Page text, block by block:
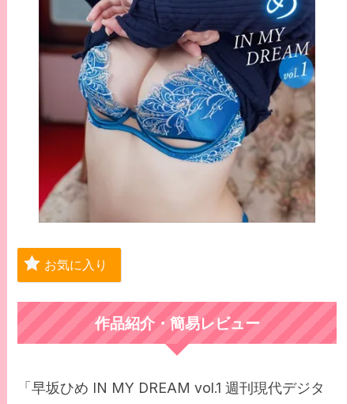
お気に入り
作品紹介・簡易レビュー
「早坂ひめ IN MY DREAM vol.1 週刊現代デジタ